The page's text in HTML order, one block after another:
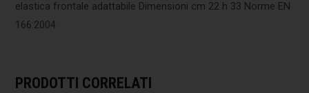
elastica frontale adattabile Dimensioni cm 22 h 33 Norme EN
166:2004
PRODOTTI CORRELATI